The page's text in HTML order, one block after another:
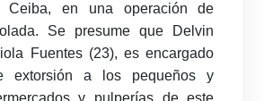
Ceiba, en una operación de
Se presume que Delvin
Fuentes (23), es encargado
extorsión a los pequeños y
y pulperías de este